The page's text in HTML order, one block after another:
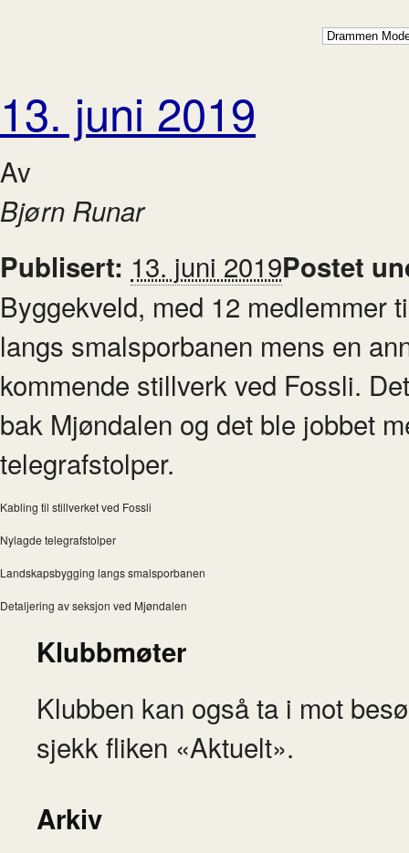
13. juni 2019
Av
Bjørn Runar
Publisert: 13. juni 2019Postet
Byggekveld, med 12 medlemmer
langs smalsporbanen mens en
kommende stillverk ved Fossli.
bak Mjøndalen og det ble jobbet
telegrafstolper.
Kabling til stillverket ved Fossli
Nylagde telegrafstolper
Landskapsbygging langs smalsporbanen
Detaljering av seksjon ved Mjøndalen
Klubbmøter
Klubben kan også ta i mot
sjekk fliken «Aktuelt».
Arkiv